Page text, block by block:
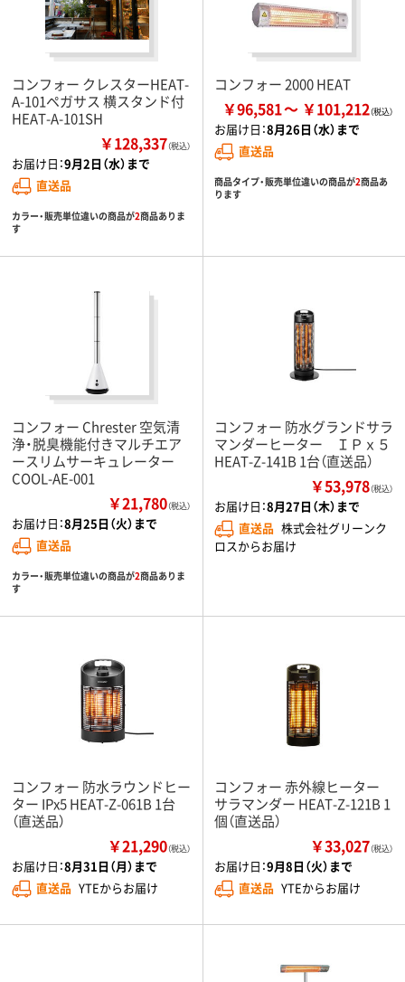
コンフォー クレスターHEAT-
A-101ペガサス 横スタンド付
HEAT-A-101SH
￥128,337（税込）
お届け日：9月2日（水）まで
直送品
カラー・販売単位違いの商品が2商品ありま
す
コンフォー 2000 HEAT
￥96,581 ￥101,212
お届け日：8月26日（水）まで
直送品
商品タイプ・販売単位違いの商品が2商品あ
ります
コンフォー Chrester 空気清
浄・脱臭機能付きマルチエア
ースリムサーキュレーター
COOL-AE-001
￥21,780（税込）
お届け日：8月25日（火）まで
直送品
カラー・販売単位違いの商品が2商品ありま
す
コンフォー 防水グランドサラ
マンダーヒーター ＩＰｘ５
HEAT-Z-141B 1台（直送品）
￥53,978（税込）
お届け日：8月27日（木）まで
直送品 株式会社グリーンク
ロスからお届け
コンフォー 防水ラウンドヒー
ター IPx5 HEAT-Z-061B 1台
（直送品）
￥21,290（税込）
お届け日：8月31日（月）まで
直送品 YTEからお届け
コンフォー 赤外線ヒーター
サラマンダー HEAT-Z-121B 1
個（直送品）
￥33,027（税込）
お届け日：9月8日（火）まで
直送品 YTEからお届け